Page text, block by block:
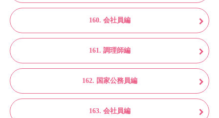
160. 会社員編
161. 調理師編
162. 国家公務員編
163. 会社員編